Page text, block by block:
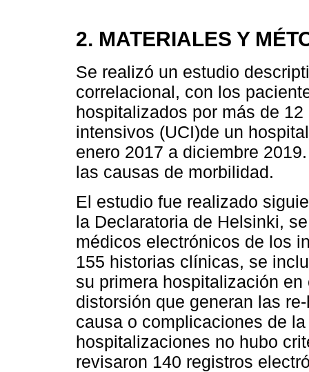
2. MATERIALES Y
Se realizó un estudio
correlacional, con los
hospitalizados por más de
intensivos (UCI)de un
enero 2017 a diciembre
las causas de morbilidad.
El estudio fue realizado
la Declaratoria de Helsinki,
médicos electrónicos de los
155 historias clínicas, se
su primera hospitalización
distorsión que generan las
causa o complicaciones de
hospitalizaciones no hubo
revisaron 140 registros